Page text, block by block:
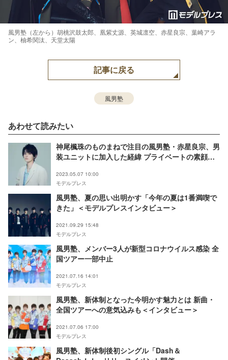
風男塾（左から）胡桃沢鼓太郎、凰紫丈源、英城凛空、赤星良宗、葉崎アラ
ン、柚希関汰、天堂太陽
記事に戻る
風男塾
あわせて読みたい
神尾楓珠のものまねで注目の風男塾・赤星良宗、男
装ユニットに加入した経緯 プライベートの素顔明
2023.05.07 10:00
モデルプレス
風男塾、夏の思い出明かす「今年の夏は1番満喫で
きた」＜モデルプレスインタビュー＞
2021.09.29 15:48
モデルプレス
風男塾、メンバー3人が新型コロナウイルス感染 全
国ツアー一部中止
2021.07.16 14:01
モデルプレス
風男塾、新体制となった今明かす魅力とは 新曲・
全国ツアーへの意気込みも＜インタビュー＞
2021.07.06 17:00
モデルプレス
風男塾、新体制後初シングル「Dash＆